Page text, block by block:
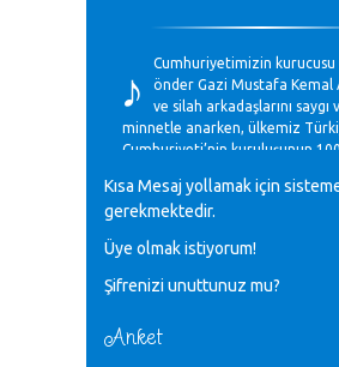
♪
Cumhuriyetimizin kurucusu
önder Gazi Mustafa Kemal
ve silah arkadaşlarını saygı
minnetle anarken, ülkemiz
Cumhuriyeti’nin kuruluşunun 100.
Mavi Nota - 28.10.2023
♪
Müzik Bölümlerinin Eğitim
Gülşah Sargın Kaptaş - 28.10.2023
Kısa Mesaj yollamak için
gerekmektedir.
Üye olmak istiyorum!
Şifrenizi unuttunuz mu?
Anket